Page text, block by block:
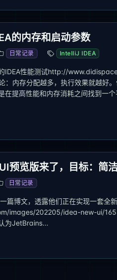
的内存和启动参数
日常记录 IntelliJ IDEA
的IDEA性能测试http://
：内存分配越多，执行效果就越好
在提高性能和内存消耗之间找到一
预览版来了，目标：简洁
日常记录
篇博文，透露他们正在实现一套全
images/202205/idea-new-ui/
为JetBrains...